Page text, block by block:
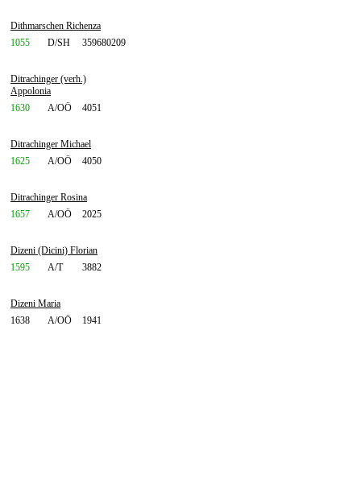
Dithmarschen Richenza
1055
D/SH 359680209
Ditrachinger (verh.)
Appolonia
1630
A/OÖ 4051
Ditrachinger Michael
1625
A/OÖ 4050
Ditrachinger Rosina
1657
A/OÖ 2025
Dizeni (Dicini) Florian
1595
A/T 3882
Dizeni Maria
1638
A/OÖ 1941